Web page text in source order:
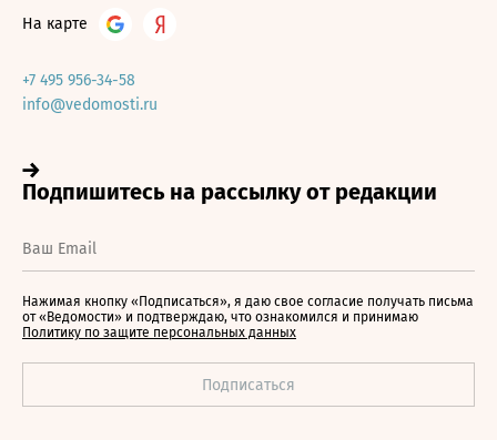
На карте
+7 495 956-34-58
info@vedomosti.ru
Нажимая кнопку «Подписаться», я даю свое согласие получать письма
от «Ведомости» и подтверждаю, что ознакомился и принимаю
Политику по защите персональных данных